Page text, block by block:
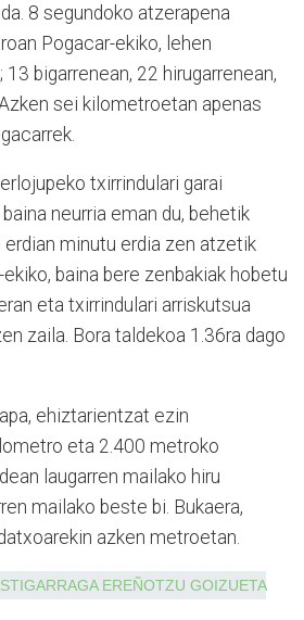
8 segundoko atzerapena
Pogacar-ekiko, lehen
bigarrenean, 22 hirugarrenean,
sei kilometroetan apenas
txirrindulari garai
neurria eman du, behetik
erdian minutu erdia zen atzetik
baina bere zenbakiak hobetu
eta txirrindulari arriskutsua
zaila. Bora taldekoa 1.36ra dago
ehiztarientzat ezin
eta 2.400 metroko
laugarren mailako hiru
mailako beste bi. Bukaera,
azken metroetan.
EREÑOTZU GOIZUETA